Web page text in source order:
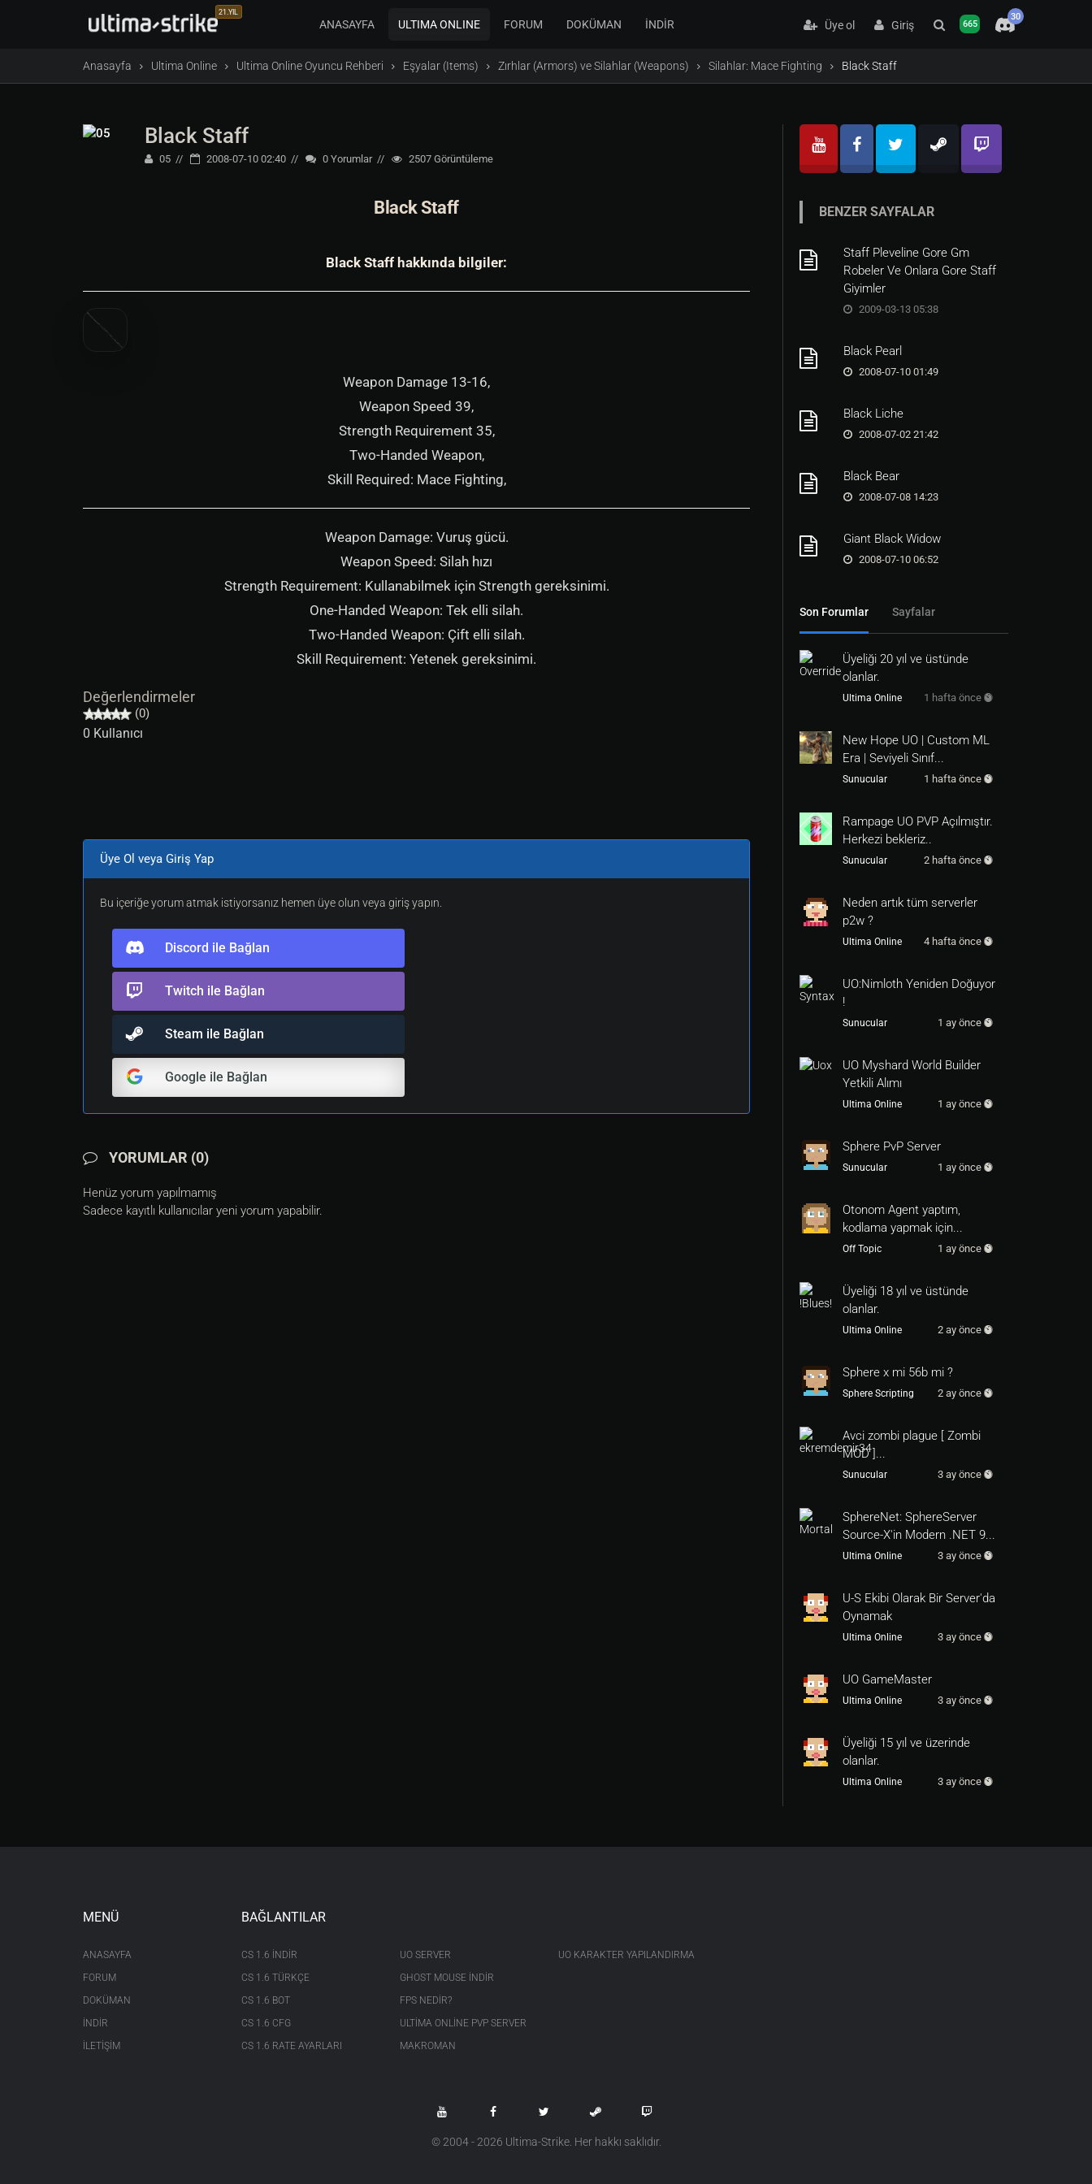
21.YIL
ANASAYFA ULTIMA ONLINE FORUM DOKÜMAN İNDİR Üye ol Giriş 665
30
Anasayfa Ultima Online Ultima Online Oyuncu Rehberi Eşyalar (Items) Zırhlar (Armors) ve Silahlar (Weapons) Silahlar: Mace Fighting Black Staff
Black Staff
05 2008-07-10 02:40 0 Yorumlar 2507 Görüntüleme
Black Staff
Black Staff hakkında bilgiler:
Weapon Damage 13-16,
Weapon Speed 39,
Strength Requirement 35,
Two-Handed Weapon,
Skill Required: Mace Fighting,
Weapon Damage: Vuruş gücü.
Weapon Speed: Silah hızı
Strength Requirement: Kullanabilmek için Strength gereksinimi.
One-Handed Weapon: Tek elli silah.
Two-Handed Weapon: Çift elli silah.
Skill Requirement: Yetenek gereksinimi.
Değerlendirmeler
(0)
0 Kullanıcı
Üye Ol veya Giriş Yap
Bu içeriğe yorum atmak istiyorsanız hemen üye olun veya giriş yapın.
Discord ile Bağlan
Twitch ile Bağlan
Steam ile Bağlan
Google ile Bağlan
YORUMLAR (0)
Henüz yorum yapılmamış
Sadece kayıtlı kullanıcılar yeni yorum yapabilir.
BENZER SAYFALAR
Staff Pleveline Gore Gm
Robeler Ve Onlara Gore Staff
Giyimler
2009-03-13 05:38
Black Pearl
2008-07-10 01:49
Black Liche
2008-07-02 21:42
Black Bear
2008-07-08 14:23
Giant Black Widow
2008-07-10 06:52
Son Forumlar Sayfalar
Üyeliği 20 yıl ve üstünde
olanlar.
Ultima Online 1 hafta önce
New Hope UO | Custom ML
Era | Seviyeli Sınıf...
Sunucular 1 hafta önce
Rampage UO PVP Açılmıştır.
Herkezi bekleriz..
Sunucular 2 hafta önce
Neden artık tüm serverler
p2w ?
Ultima Online 4 hafta önce
UO:Nimloth Yeniden Doğuyor
!
Sunucular 1 ay önce
UO Myshard World Builder
Yetkili Alımı
Ultima Online 1 ay önce
Sphere PvP Server
Sunucular 1 ay önce
Otonom Agent yaptım,
kodlama yapmak için...
Off Topic 1 ay önce
Üyeliği 18 yıl ve üstünde
olanlar.
Ultima Online 2 ay önce
Sphere x mi 56b mi ?
Sphere Scripting 2 ay önce
Avci zombi plague [ Zombi
MOD ]...
Sunucular 3 ay önce
SphereNet: SphereServer
Source-X'in Modern .NET 9...
Ultima Online 3 ay önce
U-S Ekibi Olarak Bir Server'da
Oynamak
Ultima Online 3 ay önce
UO GameMaster
Ultima Online 3 ay önce
Üyeliği 15 yıl ve üzerinde
olanlar.
Ultima Online 3 ay önce
MENÜ
ANASAYFA
FORUM
DOKÜMAN
İNDİR
İLETİŞİM
BAĞLANTILAR
CS 1.6 INDIR
CS 1.6 TÜRKÇE
CS 1.6 BOT
CS 1.6 CFG
CS 1.6 RATE AYARLARI
UO SERVER
GHOST MOUSE INDIR
FPS NEDIR?
ULTIMA ONLINE PVP SERVER
MAKROMAN
UO KARAKTER YAPILANDIRMA
© 2004 - 2026 Ultima-Strike. Her hakkı saklıdır.